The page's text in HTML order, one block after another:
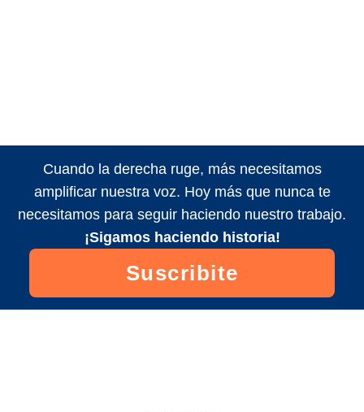
Cuando la derecha ruge, más necesitamos
amplificar nuestra voz. Hoy más que nunca te
necesitamos para seguir haciendo nuestro trabajo.
¡Sigamos haciendo historia!
Suscribite